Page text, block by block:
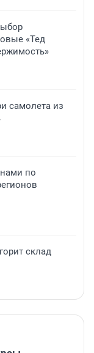
«Тед
самолета из
по
склад